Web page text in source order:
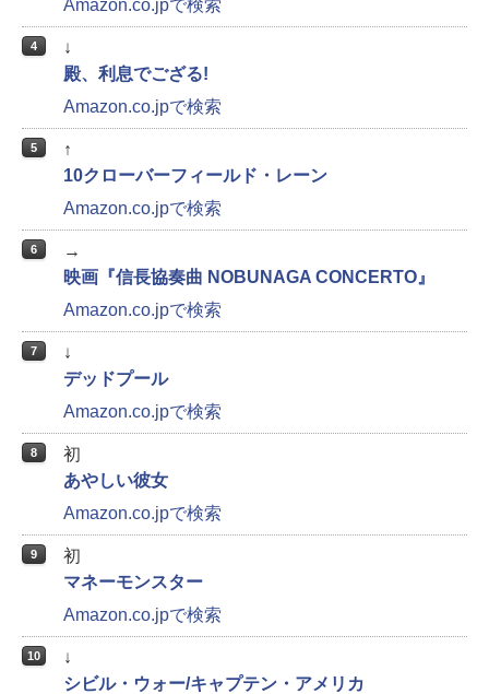
Amazon.co.jpで検索
4
↓
殿、利息でござる!
Amazon.co.jpで検索
5
↑
10クローバーフィールド・レーン
Amazon.co.jpで検索
6
→
映画『信長協奏曲 NOBUNAGA CONCERTO』
Amazon.co.jpで検索
7
↓
デッドプール
Amazon.co.jpで検索
8
初
あやしい彼女
Amazon.co.jpで検索
9
初
マネーモンスター
Amazon.co.jpで検索
10
↓
シビル・ウォー/キャプテン・アメリカ